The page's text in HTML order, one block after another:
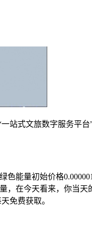
站式文旅数字服务平
能量初始价格
在今天看来，你当天
免费获取。